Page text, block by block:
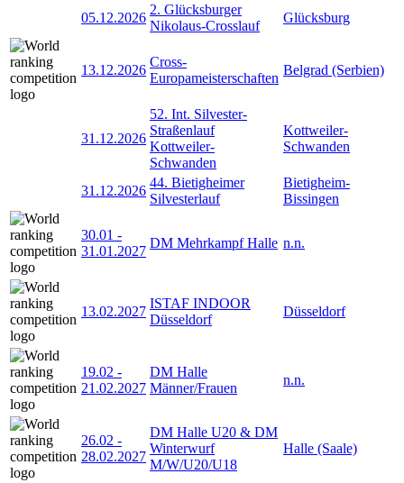
05.12.2026
2. Glücksburger
Nikolaus-Crosslauf
Glücksburg
13.12.2026
Cross-
Europameisterschaften
Belgrad (Serbien)
31.12.2026
52. Int. Silvester-
Straßenlauf
Kottweiler-
Schwanden
Kottweiler-
Schwanden
31.12.2026
44. Bietigheimer
Silvesterlauf
Bietigheim-
Bissingen
30.01 -
31.01.2027
DM Mehrkampf Halle n.n.
13.02.2027
ISTAF INDOOR
Düsseldorf
Düsseldorf
19.02 -
21.02.2027
DM Halle
Männer/Frauen
n.n.
26.02 -
28.02.2027
DM Halle U20 & DM
Winterwurf
M/W/U20/U18
Halle (Saale)